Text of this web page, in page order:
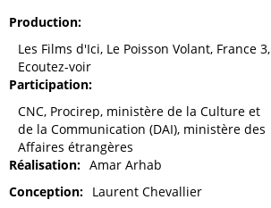
Production
Les Films d'Ici, Le Poisson Volant, France 3,
Ecoutez-voir
Participation
CNC, Procirep, ministère de la Culture et
de la Communication (DAI), ministère des
Affaires étrangères
Réalisation
Amar Arhab
Conception
Laurent Chevallier